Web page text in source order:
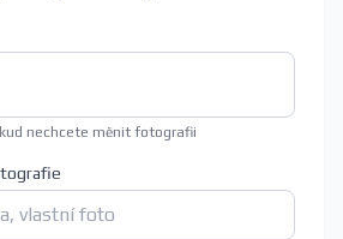
nechcete měnit fotografii